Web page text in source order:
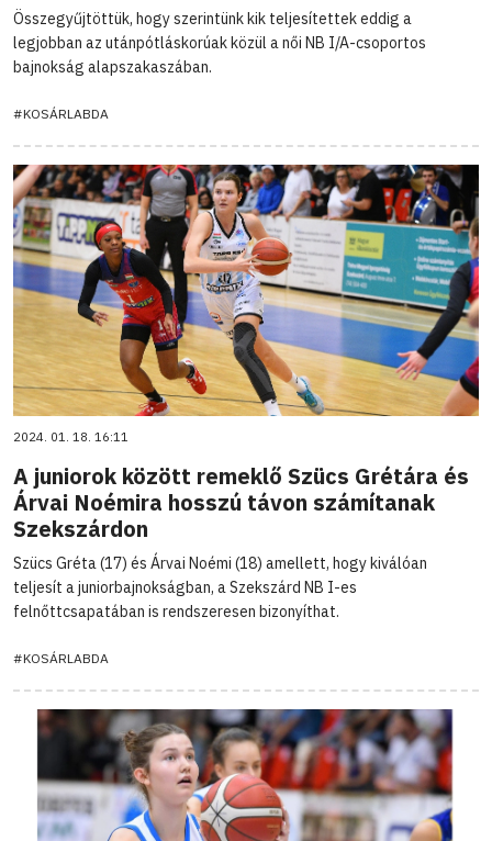
Összegyűjtöttük, hogy szerintünk kik teljesítettek eddig a
legjobban az utánpótláskorúak közül a női NB I/A-csoportos
bajnokság alapszakaszában.
#KOSÁRLABDA
2024. 01. 18. 16:11
A juniorok között remeklő Szücs Grétára és
Árvai Noémira hosszú távon számítanak
Szekszárdon
Szücs Gréta (17) és Árvai Noémi (18) amellett, hogy kiválóan
teljesít a juniorbajnokságban, a Szekszárd NB I-es
felnőttcsapatában is rendszeresen bizonyíthat.
#KOSÁRLABDA